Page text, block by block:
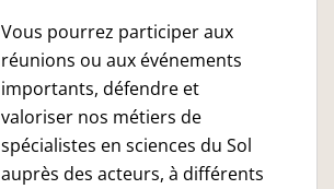
Vous pourrez participer aux
réunions ou aux événements
importants, défendre et
valoriser nos métiers de
spécialistes en sciences du Sol
auprès des acteurs, à différents